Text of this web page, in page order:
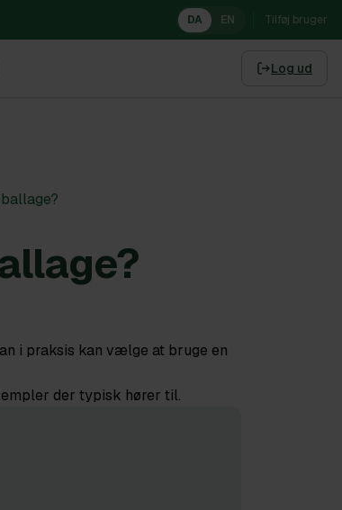
DA EN Tilføj bruger
Log ud
i praksis kan vælge at bruge en
der typisk hører til.